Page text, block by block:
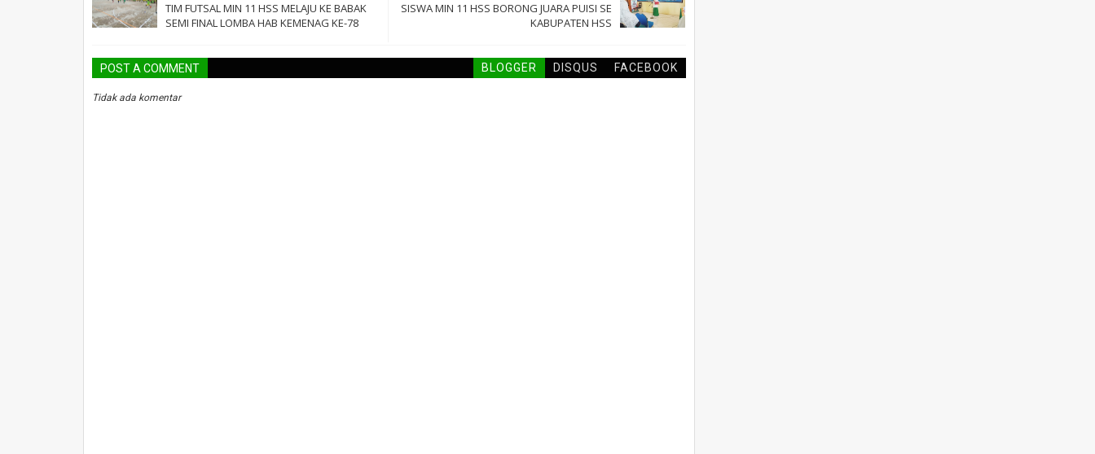
SISWA MIN 11 HSS BORONG JUARA PUISI SE
KABUPATEN HSS
TIM FUTSAL MIN 11 HSS MELAJU KE BABAK
SEMI FINAL LOMBA HAB KEMENAG KE-78
POST A COMMENT BLOGGER DISQUS FACEBOOK
Tidak ada komentar